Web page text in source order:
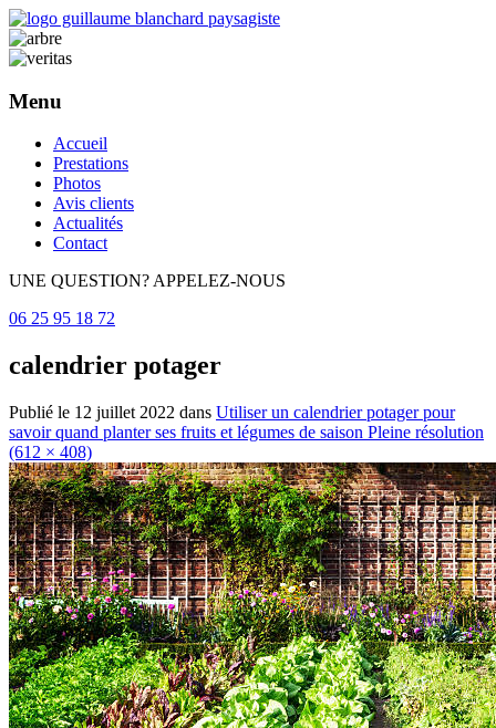
Menu
Aller
contenu
principal
Accueil
Prestations
Photos
Avis clients
Actualités
Contact
UNE QUESTION? APPELEZ-NOUS
06 25 95 18 72
calendrier potager
Publié le 12 juillet 2022 dans Utiliser un calendrier potager pour
savoir quand planter ses fruits et légumes de saison Pleine résolution
(612 × 408)